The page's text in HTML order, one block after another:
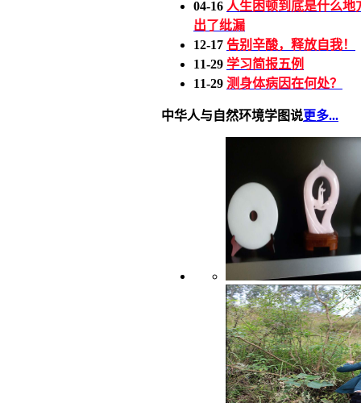
04-16 人生困顿到底是什么地
出了纰漏
12-17 告别辛酸，释放自我！
11-29 学习简报五例
11-29 测身体病因在何处？
中华人与自然环境学图说更多...